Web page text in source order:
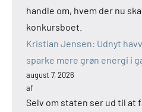
handle om, hvem der nu
konkursboet.
Kristian Jensen: Udnyt
sparke mere grøn energi i
august 7, 2026
af
Selv om staten ser ud til at